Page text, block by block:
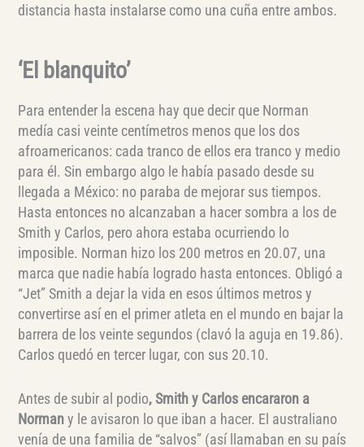
distancia hasta instalarse como una cuña entre ambos.
‘El blanquito’
Para entender la escena hay que decir que Norman
medía casi veinte centímetros menos que los dos
afroamericanos: cada tranco de ellos era tranco y medio
para él. Sin embargo algo le había pasado desde su
llegada a México: no paraba de mejorar sus tiempos.
Hasta entonces no alcanzaban a hacer sombra a los de
Smith y Carlos, pero ahora estaba ocurriendo lo
imposible. Norman hizo los 200 metros en 20.07, una
marca que nadie había logrado hasta entonces. Obligó a
“Jet” Smith a dejar la vida en esos últimos metros y
convertirse así en el primer atleta en el mundo en bajar la
barrera de los veinte segundos (clavó la aguja en 19.86).
Carlos quedó en tercer lugar, con sus 20.10.
Antes de subir al podio, Smith y Carlos encararon a
Normany le avisaron lo que iban a hacer. El australiano
venía de una familia de “salvos” (así llamaban en su país